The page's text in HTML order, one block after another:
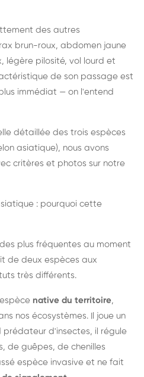
des autres
brun-roux, abdomen jaune
légère pilosité, vol lourd et
de son passage est
immédiat — on l'entend
détaillée des trois espèces
asiatique), nous avons
critères et photos sur notre
: pourquoi cette
plus fréquentes au moment
de deux espèces aux
très différents.
native du territoire,
nos écosystèmes. Il joue un
prédateur d'insectes, il régule
de guêpes, de chenilles
espèce invasive et ne fait